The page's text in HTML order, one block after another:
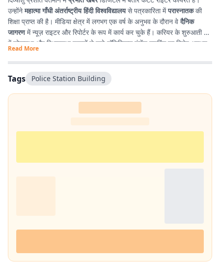
उन्होंनेमहात्मा गाँधी अंतर्राष्ट्रीय हिंदी विश्वविद्यालयसे पत्रकारिता मेंपरास्नातककी
शिक्षा प्राप्त की है। मीडिया क्षेत्र में लगभग एक वर्ष के अनुभव के दौरान वेदैनिक
जागरणमें न्यूज़ राइटर और रिपोर्टर के रूप में कार्य कर चुके हैं। करियर के शुरुआती दौर
में लोकसभा और विधानसभा चुनावों से जुड़े पॉलिटिकल कंटेंट राइटिंग का विशेष अनुभव
प्राप्त किया। इसके अतिरिक्त उन्होंने
किया है, जिसके कारण साहित्य, पठन-पाठन, लेखन और कविता-सृजन में उनकी विशेष
रुचि है। सटीक, निष्पक्ष और प्रभावशाली लेखन के माध्यम से पाठकों तक विश्वसनीय
जानकारी पहुँचाना उनकी पेशेवर पहचान है।
Read More
Tags Police Station Building